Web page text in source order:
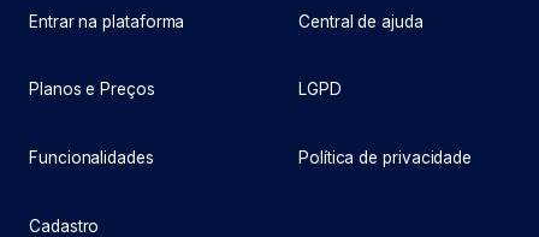
Entrar na plataforma
Planos e Preços
Funcionalidades
Cadastro
Central de ajuda
LGPD
Política de privacidade